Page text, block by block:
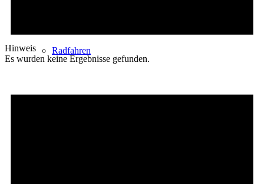
Radfahren
Hinweis
Es wurden keine Ergebnisse gefunden.